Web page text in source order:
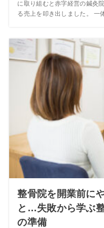
に取り組むと赤字経営の鍼灸
る売上を叩き出しました。 一
整骨院を開業前に
と…失敗から学ぶ
の準備